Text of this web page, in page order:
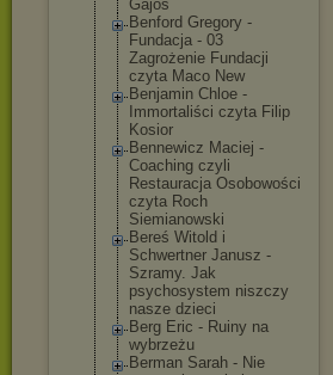
Gajos
Benford Gregory -
Fundacja - 03
Zagrożenie Fundacji
czyta Maco New
Benjamin Chloe -
Immortaliści czyta Filip
Kosior
Bennewicz Maciej -
Coaching czyli
Restauracja Osobowości
czyta Roch
Siemianowski
Bereś Witold i
Schwertner Janusz -
Szramy. Jak
psychosystem niszczy
nasze dzieci
Berg Eric - Ruiny na
wybrzeżu
Berman Sarah - Nie